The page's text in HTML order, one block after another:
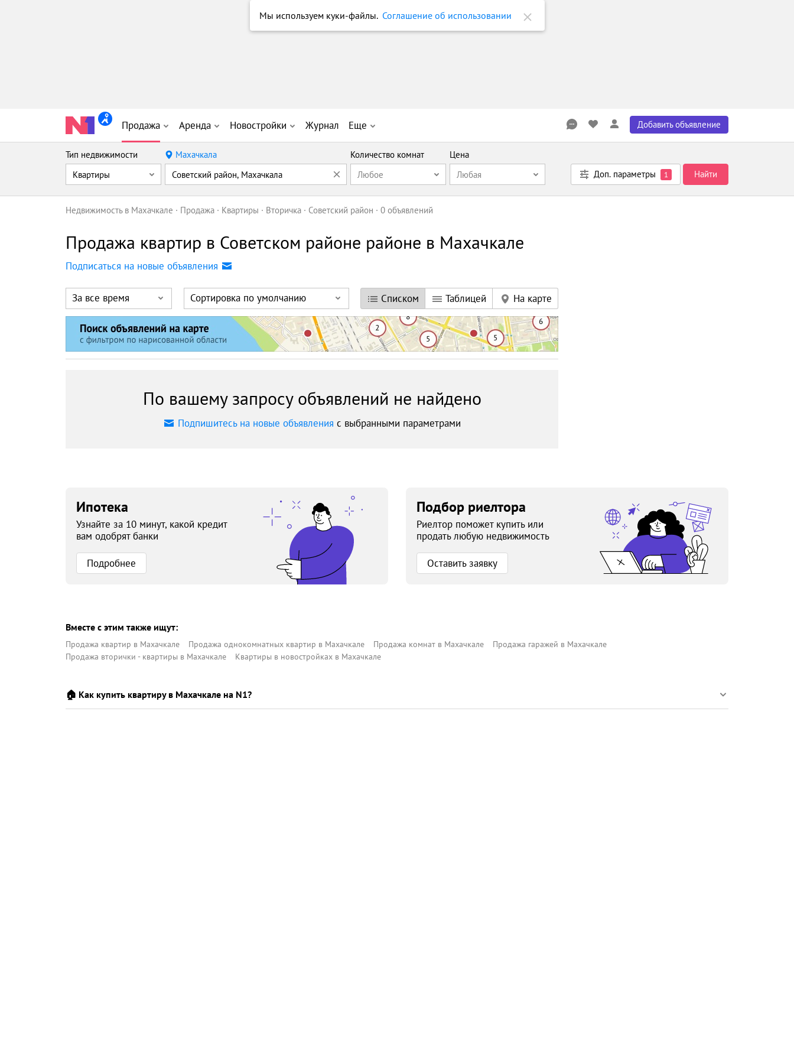
Продажа Аренда Новостройки Журнал Еще Добавить объявление
Тип недвижимости
Квартиры
Махачкала
Советский район, Махачкала
Количество комнат
Любое
Цена
Любая
Доп. параметры 1 Найти
Недвижимость в Махачкале Продажа Квартиры Вторичка Советский район 0 объявлений
Продажа квартир в Советском районе районе в Махачкале
Подписаться на новые объявления
За все время Сортировка по умолчанию Списком Таблицей На карте
По вашему запросу объявлений не найдено
Подпишитесь на новые объявления с выбранными параметрами
Ипотека
Узнайте за 10 минут, какой кредит
вам одобрят банки
Подробнее
Подбор риелтора
Риелтор поможет купить или
продать любую недвижимость
Оставить заявку
Вместе с этим также ищут:
Продажа квартир в Махачкале Продажа однокомнатных квартир в Махачкале Продажа комнат в Махачкале
Продажа гаражей в Махачкале
Продажа вторички - квартиры в Махачкале
Квартиры в новостройках в Махачкале
🏠 Как купить квартиру в Махачкале на N1?
Мы используем куки-файлы. Соглашение об использовании